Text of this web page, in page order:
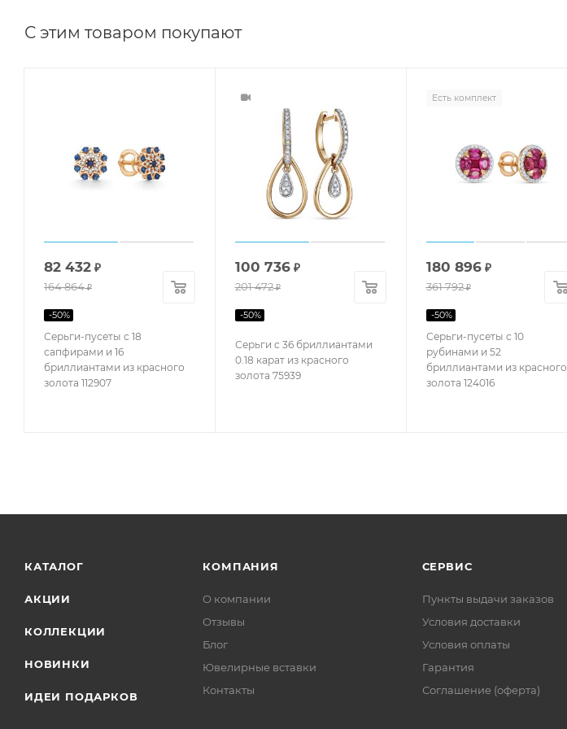
С этим товаром покупают
Серьги-пусеты с 18
сапфирами и 16
бриллиантами из красного
золота 112907
82 432 ₽
164 864₽
-50%
Серьги с 36 бриллиантами
0.18 карат из красного
золота 75939
100 736₽
201 472₽
-50%
Есть комплект
Серьги-пусеты с 10
рубинами и 52
бриллиантами из красного
золота 124016
180 896₽
361 792₽
-50%
КАТАЛОГ
АКЦИИ
КОЛЛЕКЦИИ
НОВИНКИ
ИДЕИ ПОДАРКОВ
КОМПАНИЯ
О компании
Отзывы
Блог
Ювелирные вставки
Контакты
СЕРВИС
Пункты выдачи заказов
Условия доставки
Условия оплаты
Гарантия
Соглашение (оферта)